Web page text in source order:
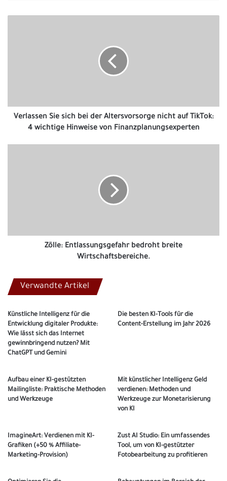
TikTok:
wichtige
Verlassen Sie sich bei der Altersvorsorge nicht auf TikTok:
4 wichtige Hinweise von Finanzplanungsexperten
Zölle: Entlassungsgefahr bedroht breite
Wirtschaftsbereiche.
Verwandte Artikel
Künstliche Intelligenz für die
Entwicklung digitaler Produkte:
Wie lässt sich das Internet
gewinnbringend nutzen? Mit
ChatGPT und Gemini
Die besten KI-Tools für die
Content-Erstellung im Jahr 2026
Aufbau einer KI-gestützten
Mailingliste: Praktische Methoden
und Werkzeuge
Mit künstlicher Intelligenz Geld
verdienen: Methoden und
Werkzeuge zur Monetarisierung
von KI
ImagineArt: Verdienen mit KI-
Grafiken (+50 % Affiliate-
Marketing-Provision)
Zust AI Studio: Ein umfassendes
Tool, um von KI-gestützter
Fotobearbeitung zu profitieren